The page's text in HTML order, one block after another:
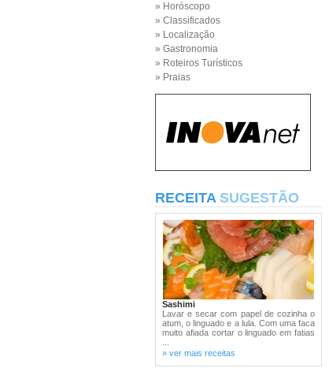
» Horóscopo
» Classificados
» Localização
» Gastronomia
» Roteiros Turísticos
» Praias
RECEITA SUGESTÃO
Sashimi
Lavar e secar com papel de cozinha o
atum, o linguado e a lula. Com uma faca
muito afiada cortar o linguado em fatias
» ver mais receitas